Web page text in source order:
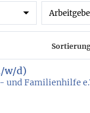
w/d)
und Familienhilfe